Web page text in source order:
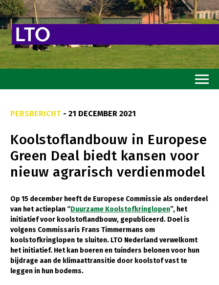
Goed eten
Mooi groen
Sterk ondernemerschap
Transitiepaden
Thema’s
Gezonde planten
Gezonde dieren
Natuur, klimaat en energie
PERSBERICHT - 21 DECEMBER 2021
Koolstoflandbouw in Europese
Green Deal biedt kansen voor
nieuw agrarisch verdienmodel
Op 15 december heeft de Europese Commissie als onderdeel
van het actieplan “Duurzame Koolstofkringlopen”, het
initiatief voor koolstoflandbouw, gepubliceerd. Doel is
volgens Commissaris Frans Timmermans om
koolstofkringlopen te sluiten. LTO Nederland verwelkomt
het initiatief. Het kan boeren en tuinders belonen voor hun
bijdrage aan de klimaattransitie door koolstof vast te
leggen in hun bodems.